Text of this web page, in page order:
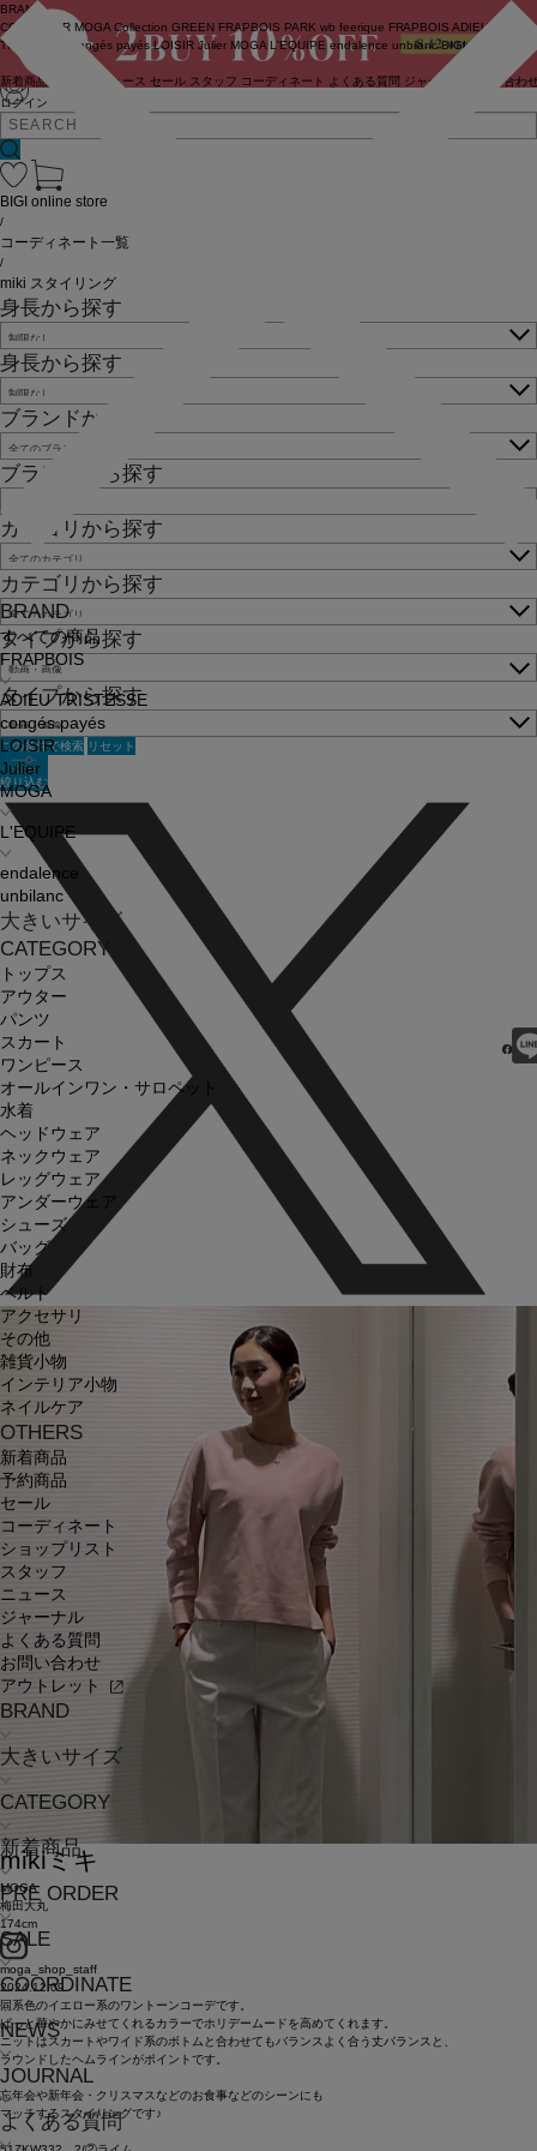
ログイン
BRAND
COUTURIER MOGA Collection GREEN FRAPBOIS PARK wb feerique FRAPBOIS ADIEU
TRISTESSE
congés payés LOISIR Julier MOGA L'EQUIPE endalence unbilanc BIGI online store
新着商品 ニュース セール スタッフ コーディネート よくある質問 ジャーナル お問い合わ
BRAND
すべての商品
FRAPBOIS
ADIEU TRISTESSE
congés payés
LOISIR
Julier
MOGA
L'EQUIPE
endalence
unbilanc
大きいサイズ
CATEGORY
トップス
アウター
パンツ
スカート
ワンピース
オールインワン・サロペット
水着
ヘッドウェア
ネックウェア
レッグウェア
アンダーウェア
シューズ
バッグ
財布
ベルト
アクセサリ
その他
雑貨小物
インテリア小物
ネイルケア
OTHERS
新着商品
予約商品
セール
コーディネート
ショップリスト
スタッフ
ニュース
ジャーナル
よくある質問
お問い合わせ
アウトレット
BRAND
大きいサイズ
CATEGORY
新着商品
PRE ORDER
SALE
COORDINATE
NEWS
JOURNAL
よくある質問
BIGI online store
/
コーディネート一覧
/
miki スタイリング
身長から探す
身長から探す
ブランドから探す
ブランドから探す
カテゴリから探す
カテゴリから探す
タイプから探す
タイプから探す
この条件で検索 リセット
絞り込む
mikiミキ
MOGA
梅田大丸
174cm
moga_shop_staff
2024.12.09
同系色のイエロー系のワントーンコーデです。
ぱっと華やかにみせてくれるカラーでホリデームードを高めてくれます。
ニットはスカートやワイド系のボトムと合わせてもバランスよく合う丈バランスと、
ラウンドしたヘムラインがポイントです。
忘年会や新年会・クリスマスなどのお食事などのシーンにも
マッチするスタイリングです♪